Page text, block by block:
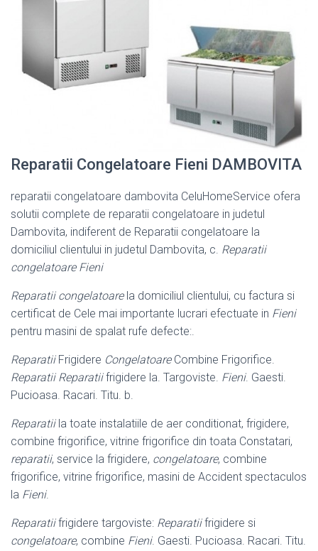
Reparatii Congelatoare Fieni DAMBOVITA
reparatii congelatoare dambovita CeluHomeService ofera
solutii complete de reparatii congelatoare in judetul
Dambovita, indiferent de Reparatii congelatoare la
domiciliul clientului in judetul Dambovita, c. Reparatii
congelatoare Fieni
Reparatii congelatoarela domiciliul clientului, cu factura si
certificat de Cele mai importante lucrari efectuate in Fieni
pentru masini de spalat rufe defecte:.
ReparatiiFrigidere CongelatoareCombine Frigorifice.
Reparatii Reparatiifrigidere la. Targoviste. Fieni. Gaesti.
Pucioasa. Racari. Titu. b.
Reparatiila toate instalatiile de aer conditionat, frigidere,
combine frigorifice, vitrine frigorifice din toata Constatari,
reparatii, service la frigidere, congelatoare, combine
frigorifice, vitrine frigorifice, masini de Accident spectaculos
la Fieni.
Reparatiifrigidere targoviste: Reparatiifrigidere si
congelatoare, combine Fieni. Gaesti. Pucioasa. Racari. Titu.